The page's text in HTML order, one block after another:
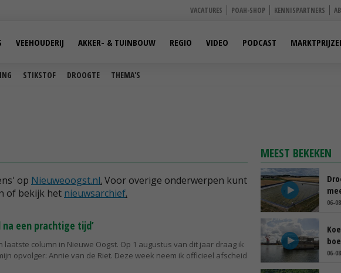
VACATURES POAH-SHOP KENNISPARTNERS
STIKSTOF DROOGTE THEMA'S
VEEHOUDERIJ AKKER- & TUINBOUW REGIO VIDEO PODCAST
op Nieuweoogst.nl. Voor overige onderwerpen kunt
of bekijk het nieuwsarchief.
een prachtige tijd’
laatste column in Nieuwe Oogst. Op 1 augustus van dit jaar draag ik
opvolger: Annie van de Riet. Deze week neem ik officieel afscheid
MEEST BEKEKEN
06-
06-